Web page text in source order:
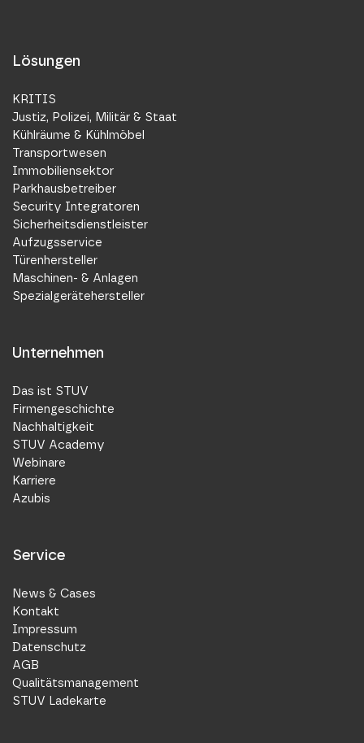
Lösungen
KRITIS
Justiz, Polizei, Militär & Staat
Kühlräume & Kühlmöbel
Transportwesen
Immobiliensektor
Parkhausbetreiber
Security Integratoren
Sicherheitsdienstleister
Aufzugsservice
Türenhersteller
Maschinen- & Anlagen
Spezialgerätehersteller
Unternehmen
Das ist STUV
Firmengeschichte
Nachhaltigkeit
STUV Academy
Webinare
Karriere
Azubis
Service
News & Cases
Kontakt
Impressum
Datenschutz
AGB
Qualitätsmanagement
STUV Ladekarte